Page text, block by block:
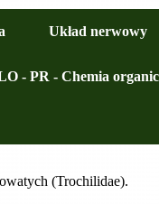
Układ nerwowy
- PR - Chemia
(Trochilidae).